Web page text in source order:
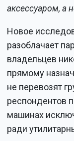
аксессуаром, а
Новое
разоблачает
владельцев
прямому
не перевозят
респондентов
машинах
ради